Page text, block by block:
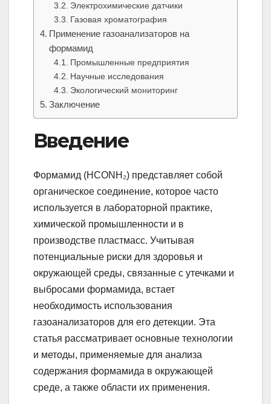
Электрохимические датчики
Газовая хроматография
Применение газоанализаторов на
формамид
Промышленные предприятия
Научные исследования
Экологический мониторинг
Заключение
Введение
Формамид (HCONH₂) представляет собой
органическое соединение, которое часто
используется в лабораторной практике,
химической промышленности и в
производстве пластмасс. Учитывая
потенциальные риски для здоровья и
окружающей среды, связанные с утечками и
выбросами формамида, встает
необходимость использования
газоанализаторов для его детекции. Эта
статья рассматривает основные технологии
и методы, применяемые для анализа
содержания формамида в окружающей
среде, а также области их применения.